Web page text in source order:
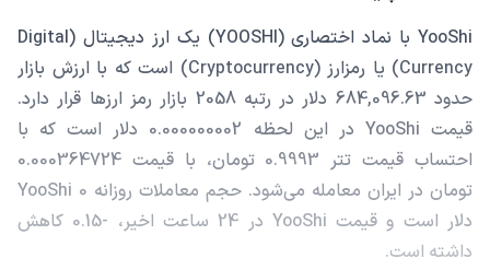
YooShi با نماد اختصاری (YOOSHI) یک ارز دیجیتال (Digital
Currency) یا رمزارز (Cryptocurrency) است که با ارزش بازار
حدود 684,096.63 دلار در رتبه 2058 بازار رمز ارزها قرار دارد.
قیمت YooShi در این لحظه 0.000000002 دلار است که با
احتساب قیمت تتر 0.9993 تومان، با قیمت 0.000364724
تومان در ایران معامله می‌شود. حجم معاملات روزانه YooShi 0
دلار است و قیمت YooShi در 24 ساعت اخیر، -0.15 کاهش
داشته است.